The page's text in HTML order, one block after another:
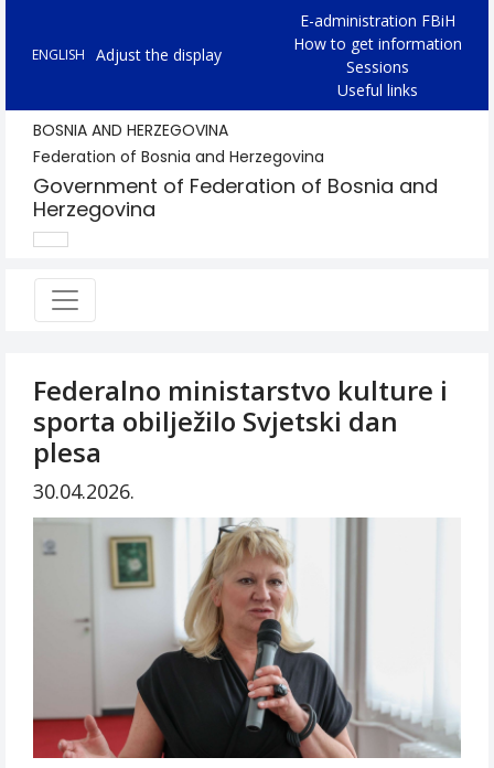
ENGLISH Adjust the display
E-administration FBiH
How to get information
Sessions
Useful links
BOSNIA AND HERZEGOVINA
Federation of Bosnia and Herzegovina
Government of Federation of Bosnia and
Herzegovina
Federalno ministarstvo kulture i
sporta obilježilo Svjetski dan
plesa
30.04.2026.